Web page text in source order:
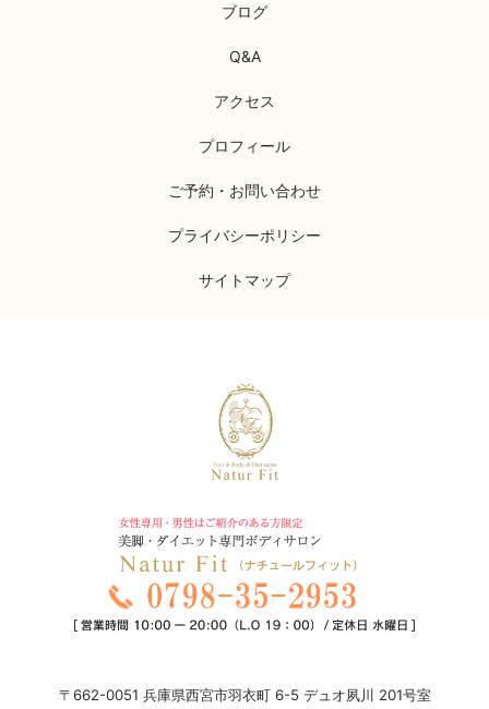
ブログ
Q&A
アクセス
プロフィール
ご予約・お問い合わせ
プライバシーポリシー
サイトマップ
〒662-0051 兵庫県西宮市羽衣町 6-5 デュオ夙川 201号室